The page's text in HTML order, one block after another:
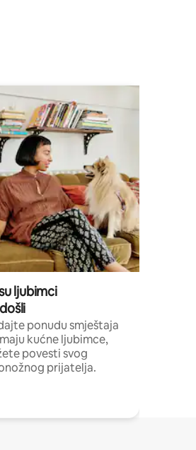
ljubimci
ponudu smještaja
kućne ljubimce,
povesti svog
prijatelja.